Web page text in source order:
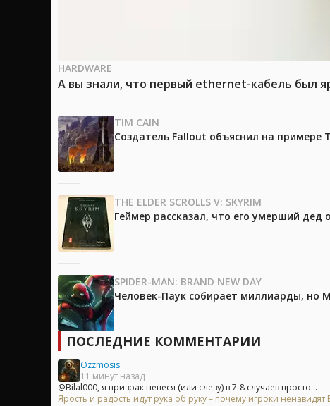
HARDWARE
А вы знали, что первый ethernet-кабель был
TIM CAIN
Создатель Fallout объяснил на примере
THE ELDER SCROLLS V: SKYRIM
Геймер рассказал, что его умерший
SPIDER-MAN: BRAND NEW DAY
Человек-Паук собирает миллиарды, но
ПОСЛЕДНИЕ КОММЕНТАРИИ
Ozzmosis
11 минут назад
@Bilal000, я призрак непеся (или слезу) в 7-8 случаев просто...
Ярость и радость идут рука об руку – почему игроки